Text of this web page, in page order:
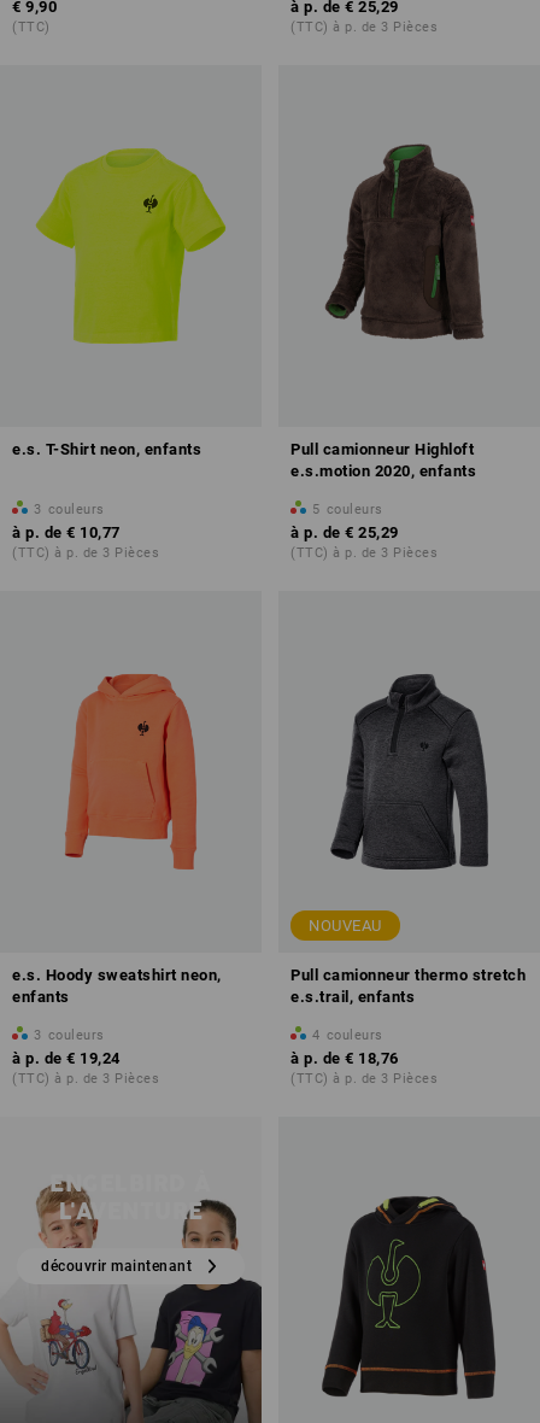
€ 9,90
(TTC)
à p. de € 25,29
(TTC) à p. de 3 Pièces
e.s. T-Shirt neon, enfants
3 couleurs
à p. de € 10,77
(TTC) à p. de 3 Pièces
Pull camionneur Highloft
e.s.motion 2020, enfants
5 couleurs
à p. de € 25,29
(TTC) à p. de 3 Pièces
e.s. Hoody sweatshirt neon,
enfants
3 couleurs
à p. de € 19,24
(TTC) à p. de 3 Pièces
NOUVEAU
Pull camionneur thermo stretch
e.s.trail, enfants
4 couleurs
à p. de € 18,76
(TTC) à p. de 3 Pièces
ENGELBIRD À
L'AVENTURE
découvrir maintenant